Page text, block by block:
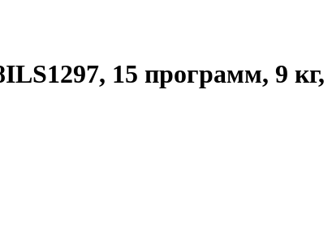
15 программ, 9 кг,